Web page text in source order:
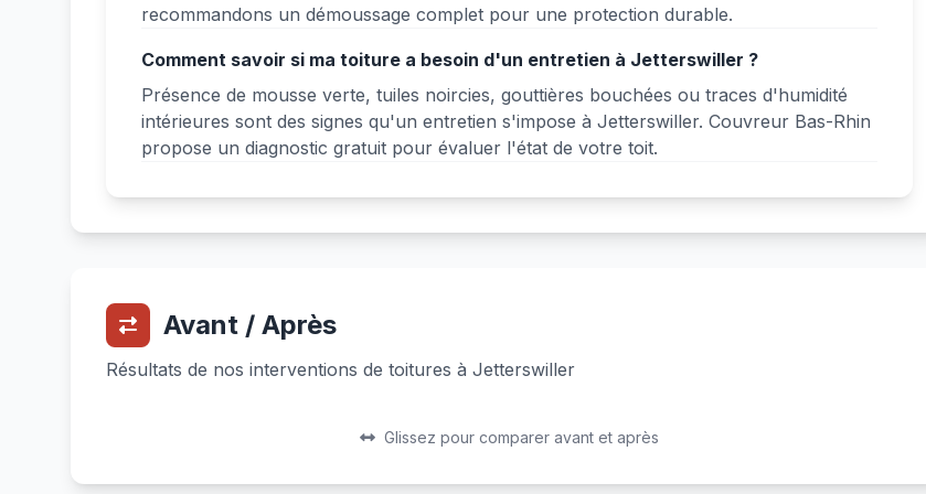
recommandons un démoussage complet pour une protection durable.
Comment savoir si ma toiture a besoin d'un entretien à Jetterswiller ?
Présence de mousse verte, tuiles noircies, gouttières bouchées ou traces d'humidité
intérieures sont des signes qu'un entretien s'impose à Jetterswiller. Couvreur Bas-Rhin
propose un diagnostic gratuit pour évaluer l'état de votre toit.
Avant / Après
Résultats de nos interventions de toitures à Jetterswiller
Après Avant
Glissez pour comparer avant et après